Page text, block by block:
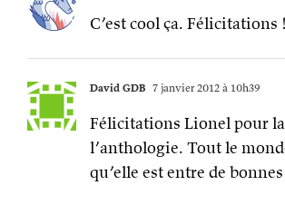
C’est cool ça. Félicitations !
David GDB 7 janvier 2012 à 10h39
Félicitations Lionel pour
l’anthologie. Tout le
qu’elle est entre de